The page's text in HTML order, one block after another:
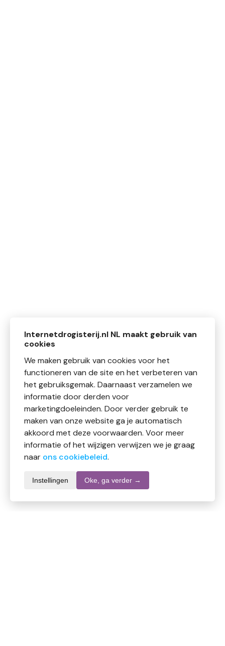
Internetdrogisterij.nl NL maakt gebruik van
cookies
We maken gebruik van cookies voor het
functioneren van de site en het verbeteren van
het gebruiksgemak. Daarnaast verzamelen we
informatie door derden voor
marketingdoeleinden. Door verder gebruik te
maken van onze website ga je automatisch
akkoord met deze voorwaarden. Voor meer
informatie of het wijzigen verwijzen we je graag
naar ons cookiebeleid.
Instellingen Oke, ga verder →